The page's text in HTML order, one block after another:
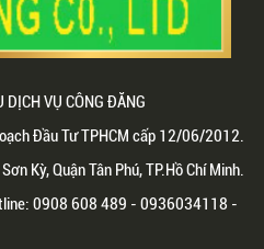
DỊCH VỤ CÔNG ĐĂNG
Đầu Tư TPHCM cấp 12/06/2012.
Kỳ, Quận Tân Phú, TP.Hồ Chí Minh.
0908 608 489 - 0936034118 -